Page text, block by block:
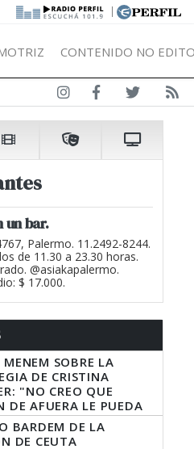
|
CONTENIDO NO
un bar.
Palermo. 11.2492-8244.
de 11.30 a 23.30 horas.
@asiakapalermo.
$ 17.000.
SOBRE LA
DE CRISTINA
"NO CREO QUE
DE AFUERA LE PUEDA
LA JUSTICIA LO QUE
HACER"
BARDEM DE LA
DE CEUTA